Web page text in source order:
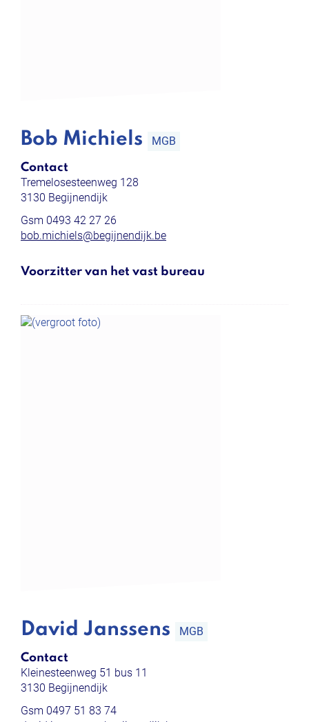
Bob Michiels MGB
Contact
Tremelosesteenweg 128
,3130 Begijnendijk
Gsm 0493 42 27 26
E-
bob.michiels@begijnendijk.be
Functies
Voorzitter van het vast bureau
David Janssens MGB
Contact
Kleinesteenweg 51 bus 11
,3130 Begijnendijk
Gsm 0497 51 83 74